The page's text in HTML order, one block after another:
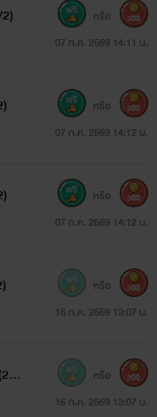
07 ก.ค. 2569 14:11 น.
หรือ 300
07 ก.ค. 2569 14:12 น.
หรือ 300
07 ก.ค. 2569 14:12 น.
หรือ 300
16 ก.ค. 2569 13:07 น.
หรือ 300
16 ก.ค. 2569 13:07 น.
หรือ 300